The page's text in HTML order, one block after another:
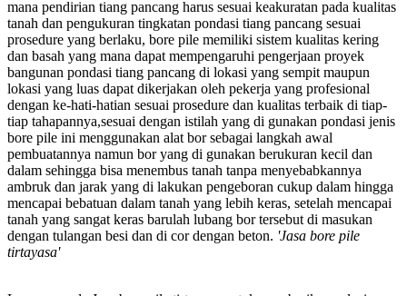
mana pendirian tiang pancang harus sesuai keakuratan pada kualitas
tanah dan pengukuran tingkatan pondasi tiang pancang sesuai
prosedure yang berlaku, bore pile memiliki sistem kualitas kering
dan basah yang mana dapat mempengaruhi pengerjaan proyek
bangunan pondasi tiang pancang di lokasi yang sempit maupun
lokasi yang luas dapat dikerjakan oleh pekerja yang profesional
dengan ke-hati-hatian sesuai prosedure dan kualitas terbaik di tiap-
tiap tahapannya,sesuai dengan istilah yang di gunakan pondasi jenis
bore pile ini menggunakan alat bor sebagai langkah awal
pembuatannya namun bor yang di gunakan berukuran kecil dan
dalam sehingga bisa menembus tanah tanpa menyebabkannya
ambruk dan jarak yang di lakukan pengeboran cukup dalam hingga
mencapai bebatuan dalam tanah yang lebih keras, setelah mencapai
tanah yang sangat keras barulah lubang bor tersebut di masukan
dengan tulangan besi dan di cor dengan beton. 'Jasa bore pile
tirtayasa'